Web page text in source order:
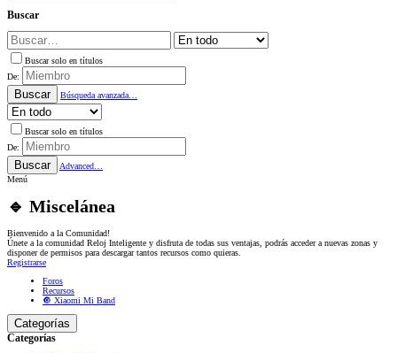
Buscar
Buscar solo en títulos
De:
Buscar Búsqueda avanzada…
Buscar solo en títulos
De:
Buscar
Advanced…
Menú
🔹 Miscelánea
Bienvenido a la Comunidad!
Únete a la comunidad Reloj Inteligente y disfruta de todas sus ventajas, podrás acceder a nuevas zonas y
disponer de permisos para descargar tantos recursos como quieras.
Registrarse
Foros
Recursos
🔘 Xiaomi Mi Band
Categorías
Categorías